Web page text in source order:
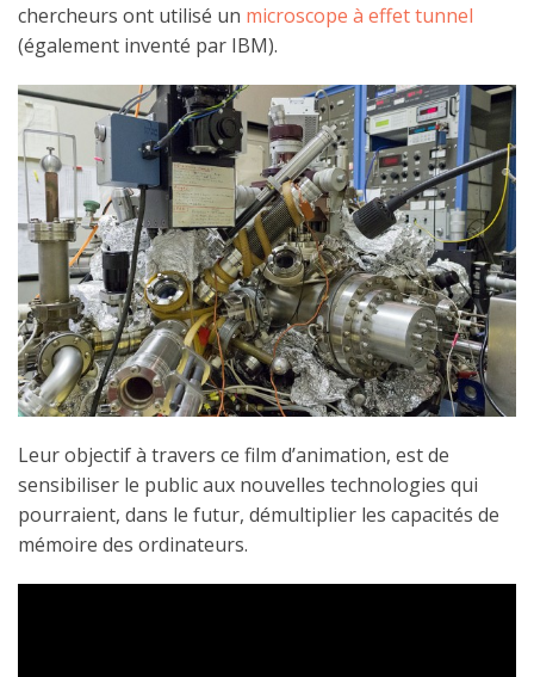
chercheurs ont utilisé un microscope à effet tunnel
(également inventé par IBM).
Leur objectif à travers ce film d’animation, est de
sensibiliser le public aux nouvelles technologies qui
pourraient, dans le futur, démultiplier les capacités de
mémoire des ordinateurs.